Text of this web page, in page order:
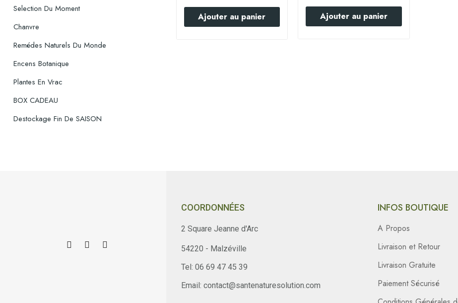
Selection Du Moment
Chanvre
Remédes Naturels Du Monde
Encens Botanique
Plantes En Vrac
BOX CADEAU
Destockage Fin De SAISON
Ajouter au panier Ajouter au panier
COORDONNÉES
2 Square Jeanne d'Arc
54220 - Malzéville
Tel: 06 69 47 45 39
Email: contact@santenaturesolution.com
INFOS BOUTIQUE
A Propos
Livraison et Retour
Livraison Gratuite
Paiement Sécurisé